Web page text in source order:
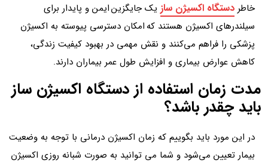
خاطر دستگاه‌ اکسیژن‌ ساز یک جایگزین ایمن و پایدار برای
سیلندرهای اکسیژن هستند که امکان دسترسی پیوسته به اکسیژن
پزشکی را فراهم می‌کنند و نقش مهمی در بهبود کیفیت زندگی،
کاهش عوارض بیماری و افزایش طول عمر بیماران دارند.
مدت زمان استفاده از دستگاه اکسیژن ساز
باید چقدر باشد؟
در این مورد باید بگوییم که زمان اکسیژن درمانی با توجه به وضعیت
بیمار تعیین می‌شود و شما می‌ توانید به صورت شبانه روزی اکسیژن